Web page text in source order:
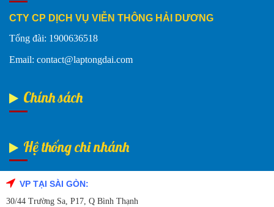
CTY CP DỊCH VỤ VIỄN THÔNG HẢI DƯƠNG
Tổng đài: 1900636518
Email: contact@laptongdai.com
Chính sách
Hệ thống chi nhánh
VP TẠI SÀI GÒN:
30/44 Trường Sa, P17, Q Bình Thạnh
Fanpage Facebook